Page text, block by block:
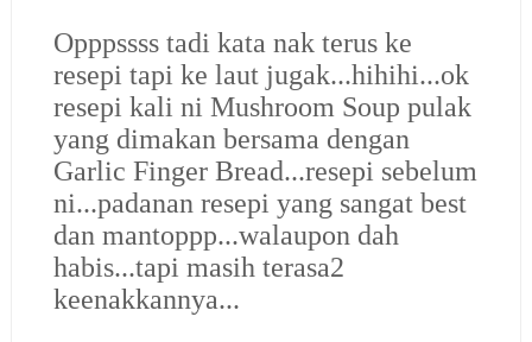
Opppssss tadi kata nak terus ke
resepi tapi ke laut jugak...hihihi...ok
resepi kali ni Mushroom Soup pulak
yang dimakan bersama dengan
Garlic Finger Bread...resepi sebelum
ni...padanan resepi yang sangat best
dan mantoppp...walaupon dah
habis...tapi masih terasa2
keenakkannya...